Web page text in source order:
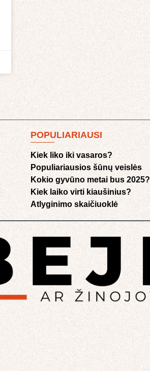
POPULIARIAUSI
Kiek liko iki vasaros?
Populiariausios šūnų veislės
Kokio gyvūno metai bus 2025?
Kiek laiko virti kiaušinius?
Atlyginimo skaičiuoklė​